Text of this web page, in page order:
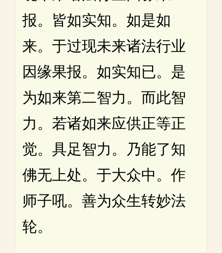
报。皆如实知。如是如
来。于过现未来诸法行业
因缘果报。如实知已。是
为如来第二智力。而此智
力。若诸如来应供正等正
觉。具足智力。乃能了知
佛无上处。于大众中。作
师子吼。善为众生转妙法
轮。